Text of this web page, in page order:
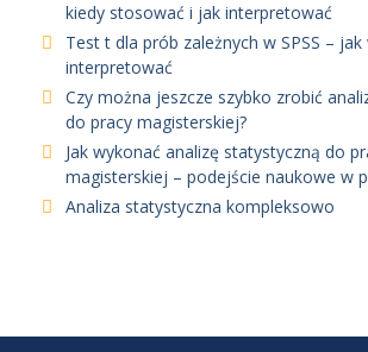
kiedy stosować i jak interpretować
Test t dla prób zależnych w SPSS –
interpretować
Czy można jeszcze szybko zrobić
do pracy magisterskiej?
Jak wykonać analizę statystyczną do
magisterskiej – podejście naukowe w
Analiza statystyczna kompleksowo